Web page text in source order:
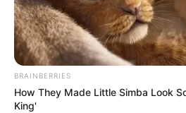
BRAINBERRIES
How They Made Little Simba Look
King'